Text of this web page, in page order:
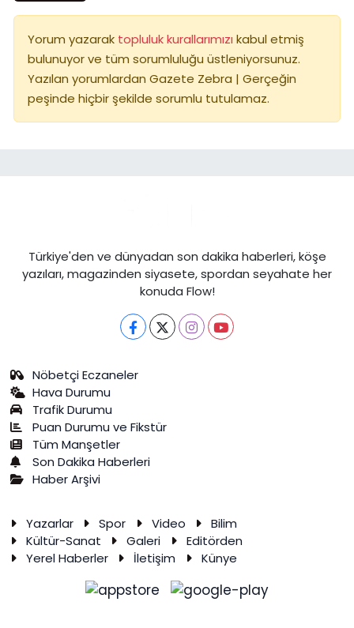
Yorum yazarak topluluk kurallarımızı kabul etmiş
bulunuyor ve tüm sorumluluğu üstleniyorsunuz.
Yazılan yorumlardan Gazete Zebra | Gerçeğin
peşinde hiçbir şekilde sorumlu tutulamaz.
Türkiye'den ve dünyadan son dakika haberleri, köşe
yazıları, magazinden siyasete, spordan seyahate her
konuda Flow!
Nöbetçi Eczaneler
Hava Durumu
Trafik Durumu
Puan Durumu ve Fikstür
Tüm Manşetler
Son Dakika Haberleri
Haber Arşivi
Yazarlar Spor Video
Bilim
Kültür-Sanat
Galeri
Editörden
Yerel Haberler
İletişim Künye